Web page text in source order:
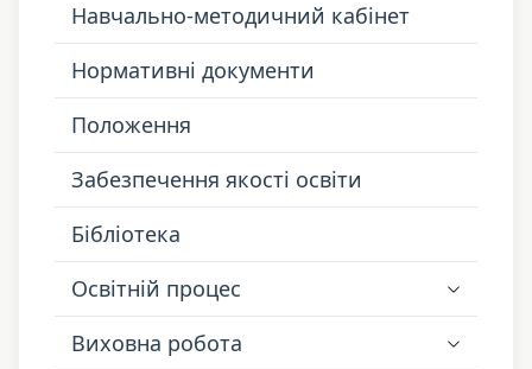
Навчально-методичний кабінет
Нормативні документи
Положення
Забезпечення якості освіти
Бібліотека
Освітній процес
Виховна робота